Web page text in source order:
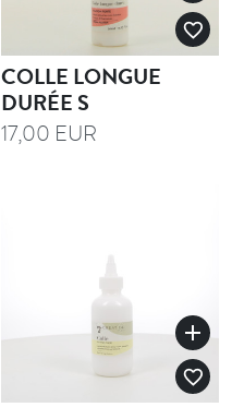
favorite_border
COLLE LONGUE
DURÉE S
17,00 EUR
add
favorite_border